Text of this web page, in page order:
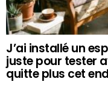
J’ai installé un
juste pour tester
quitte plus cet